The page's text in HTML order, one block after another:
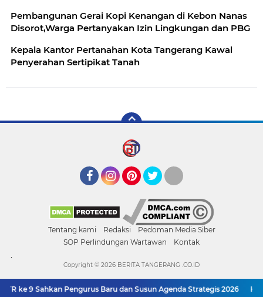
Pembangunan Gerai Kopi Kenangan di Kebon Nanas
Disorot,Warga Pertanyakan Izin Lingkungan dan PBG
Kepala Kantor Pertanahan Kota Tangerang Kawal
Penyerahan Sertipikat Tanah
Tentang kami Redaksi
Pedoman Media Siber
SOP Perlindungan Wartawan
Kontak
.
ke 9 Sahkan Pengurus Baru dan Susun Agenda Strategis 2026
Copyright © 2026 BERITA TANGERANG .CO.ID